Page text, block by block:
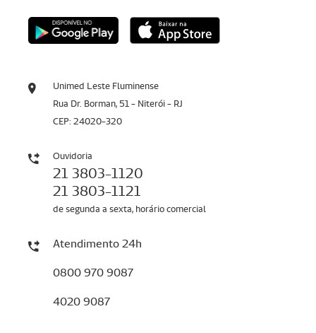
Unimed Leste Fluminense
Rua Dr. Borman, 51 - Niterói - RJ
CEP: 24020-320
Ouvidoria
21 3803-1120
21 3803-1121
de segunda a sexta, horário comercial
Atendimento 24h
0800 970 9087
4020 9087